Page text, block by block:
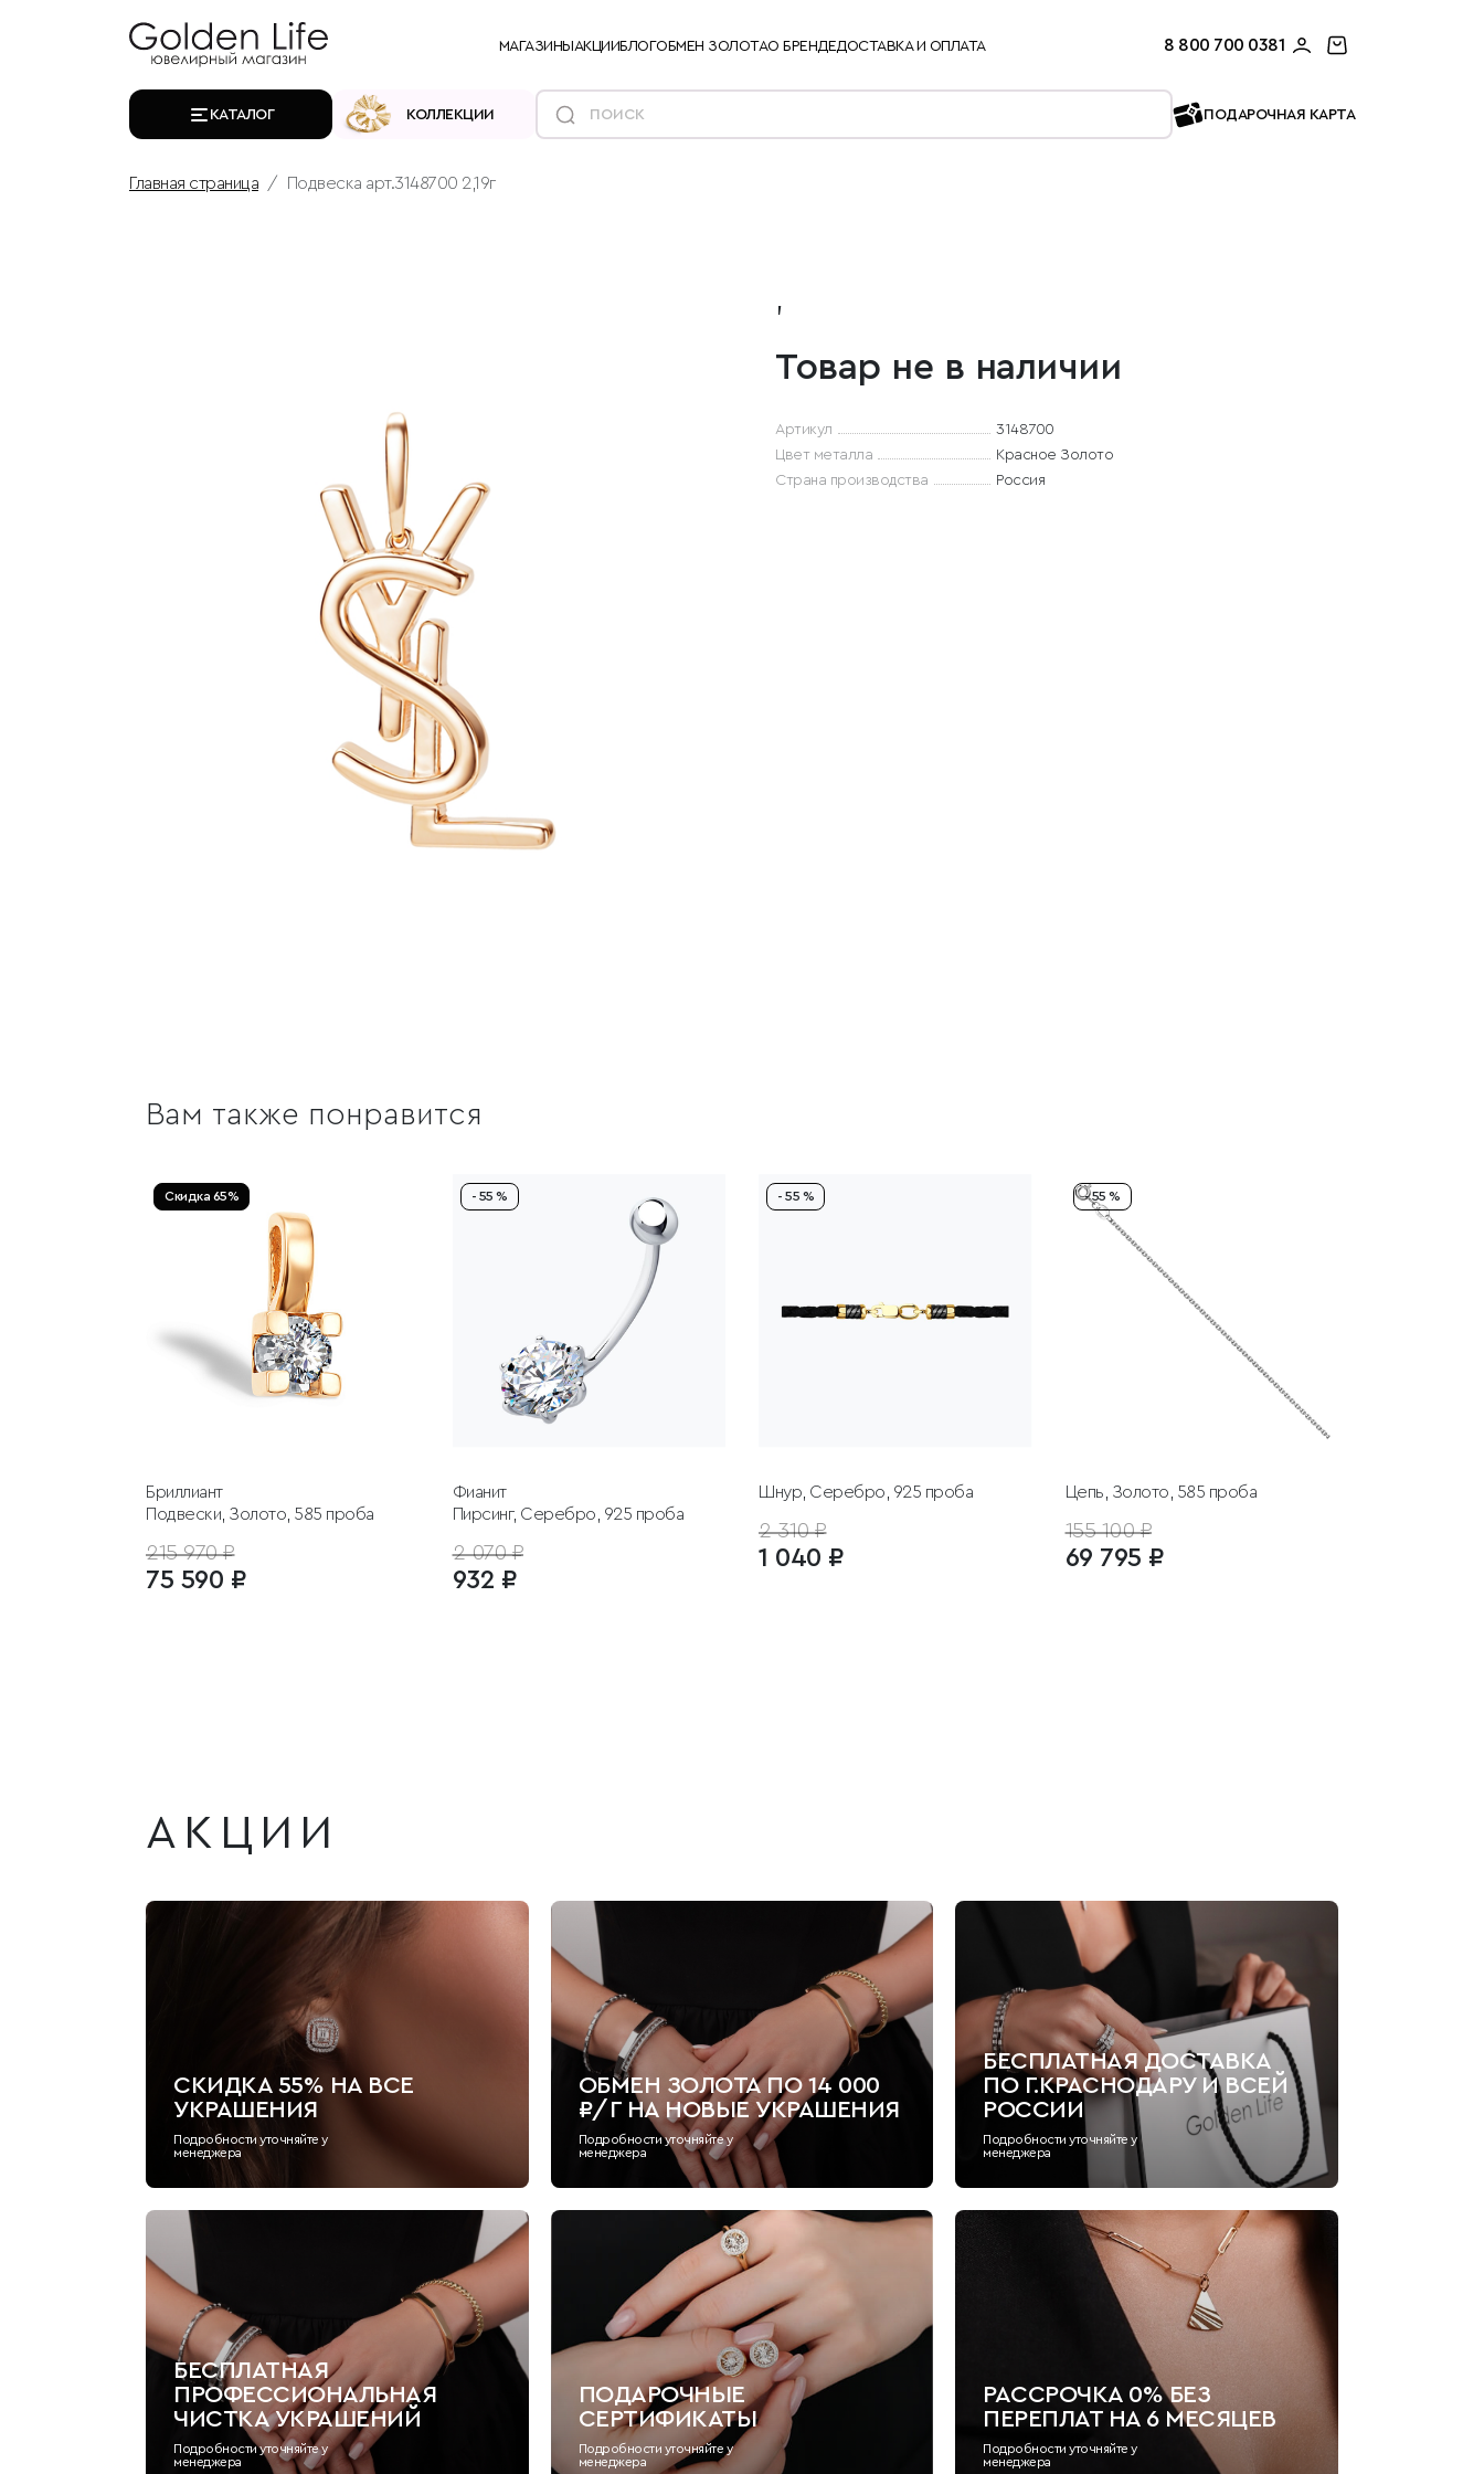
МАГАЗИНЫАКЦИИБЛОГОБМЕН ЗОЛОТАО БРЕНДЕДОСТАВКА И ОПЛАТА 8 800 700 0381
КАТАЛОГ КОЛЛЕКЦИИ ПОДАРОЧНАЯ КАРТА
Главная страница Подвеска арт.3148700 2,19г
,
Товар не в наличии
Артикул
3148700
Цвет металла
Красное Золото
Страна производства
Россия
Вам также понравится
Скидка 65%
Бриллиант
Подвески, Золото, 585 проба
215 970 ₽
75 590 ₽
- 55 %
Фианит
Пирсинг, Серебро, 925 проба
2 070 ₽
932 ₽
- 55 %
Шнур, Серебро, 925 проба
2 310 ₽
1 040 ₽
- 55 %
Цепь, Золото, 585 проба
155 100 ₽
69 795 ₽
АКЦИИ
СКИДКА 55% НА ВСЕ
УКРАШЕНИЯ
Подробности уточняйте у
менеджера
ОБМЕН ЗОЛОТА ПО 14 000
₽/Г НА НОВЫЕ УКРАШЕНИЯ
Подробности уточняйте у
менеджера
БЕСПЛАТНАЯ ДОСТАВКА
ПО Г.КРАСНОДАРУ И ВСЕЙ
РОССИИ
Подробности уточняйте у
менеджера
БЕСПЛАТНАЯ
ПРОФЕССИОНАЛЬНАЯ
ЧИСТКА УКРАШЕНИЙ
Подробности уточняйте у
менеджера
ПОДАРОЧНЫЕ
СЕРТИФИКАТЫ
Подробности уточняйте у
менеджера
РАССРОЧКА 0% БЕЗ
ПЕРЕПЛАТ НА 6 МЕСЯЦЕВ
Подробности уточняйте у
менеджера